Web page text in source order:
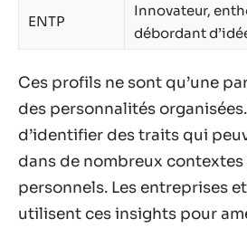
ENTP
Innovateur,
débordant
Ces profils ne sont qu’une
des personnalités
d’identifier des traits qui
dans de nombreux
personnels. Les entreprises
utilisent ces insights pour